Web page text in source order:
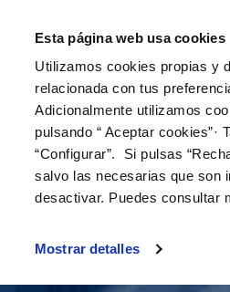
Esta página web usa cookies
Utilizamos cookies propias y
relacionada con tus
Adicionalmente utilizamos
pulsando “ Aceptar
“Configurar”. Si pulsas
salvo las necesarias que son
desactivar. Puedes consultar
Mostrar detalles
Cetaqua Innovación